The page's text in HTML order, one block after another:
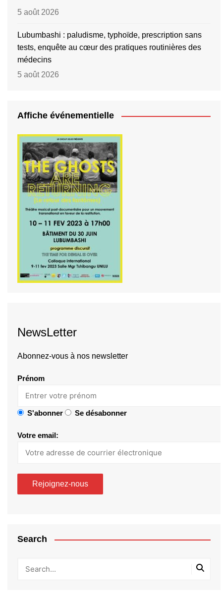
5 août 2026
Lubumbashi : paludisme, typhoïde, prescription sans
tests, enquête au cœur des pratiques routinières des
médecins
5 août 2026
Affiche événementielle
NewsLetter
Abonnez-vous à nos newsletter
Prénom
S'abonner Se désabonner
Votre email:
Search